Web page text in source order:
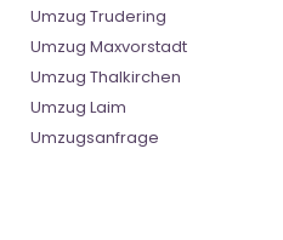
Umzug Trudering
Umzug Maxvorstadt
Umzug Thalkirchen
Umzug Laim
Umzugsanfrage